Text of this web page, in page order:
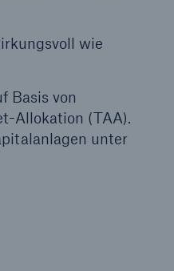
wie
Basis von
Allokation (TAA).
unter